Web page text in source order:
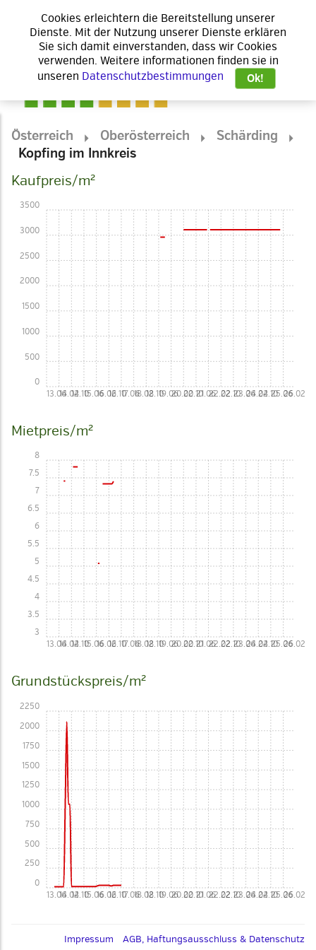
Österreich Oberösterreich
Schärding
Kopfing im Innkreis
Kaufpreis/m²
13.0614.0214.1015.0616.0216.1017.0618.0218.1019.0620.0220.1021.0622.0222.1023.0624.0224.1025.0626.02
0
500
1000
1500
2000
2500
3000
3500
Mietpreis/m²
13.0614.0214.1015.0616.0216.1017.0618.0218.1019.0620.0220.1021.0622.0222.1023.0624.0224.1025.0626.02
3
3.5
4
4.5
5
5.5
6
6.5
7
7.5
8
Grundstückspreis/m²
13.0614.0214.1015.0616.0216.1017.0618.0218.1019.0620.0220.1021.0622.0222.1023.0624.0224.1025.0626.02
0
250
500
750
1000
1250
1500
1750
2000
2250
Impressum AGB, Haftungsausschluss & Datenschutz
Cookies erleichtern die Bereitstellung unserer
Dienste. Mit der Nutzung unserer Dienste erklären
Sie sich damit einverstanden, dass wir Cookies
verwenden. Weitere informationen finden sie in
unseren Datenschutzbestimmungen Ok!